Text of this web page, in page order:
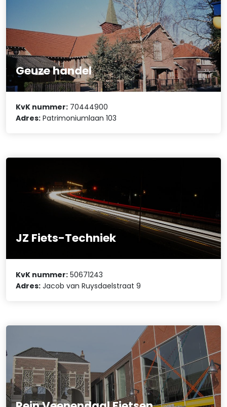
Geuze handel
KvK nummer: 70444900
Adres: Patrimoniumlaan 103
JZ Fiets-Techniek
KvK nummer: 50671243
Adres: Jacob van Ruysdaelstraat 9